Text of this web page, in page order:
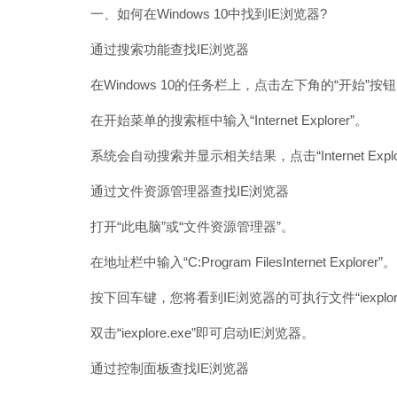
一、如何在Windows 10中找到IE浏览器?
通过搜索功能查找IE浏览器
在Windows 10的任务栏上，点击左下角的“开始”按钮
在开始菜单的搜索框中输入“Internet Explorer”。
系统会自动搜索并显示相关结果，点击“Internet
通过文件资源管理器查找IE浏览器
打开“此电脑”或“文件资源管理器”。
在地址栏中输入“C:Program FilesInternet Explorer”。
按下回车键，您将看到IE浏览器的可执行文件
双击“iexplore.exe”即可启动IE浏览器。
通过控制面板查找IE浏览器